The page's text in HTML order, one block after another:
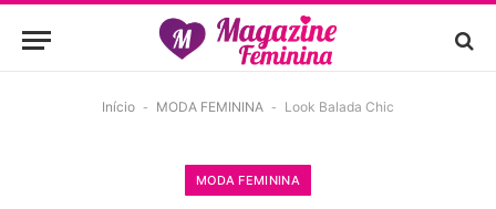
Início - MODA FEMININA - Look Balada Chic
MODA FEMININA